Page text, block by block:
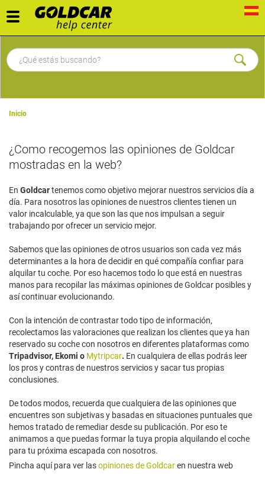
Toggle
navigation
Inicio
¿Como recogemos las opiniones de Goldcar
mostradas en la web?
En Goldcartenemos como objetivo mejorar nuestros servicios día a
día. Para nosotros las opiniones de nuestros clientes tienen un
valor incalculable, ya que son las que nos impulsan a seguir
trabajando por ofrecer un servicio mejor.
Sabemos que las opiniones de otros usuarios son cada vez más
determinantes a la hora de decidir en qué compañía confiar para
alquilar tu coche. Por eso hacemos todo lo que está en nuestras
manos para recopilar las máximas opiniones de Goldcar posibles y
así continuar evolucionando.
Con la intención de contrastar todo tipo de información,
recolectamos las valoraciones que realizan los clientes que ya han
reservado su coche con nosotros en diferentes plataformas como
Tripadvisor, Ekomi o Mytripcar. En cualquiera de ellas podrás leer
los pros y contras de nuestros servicios y sacar tus propias
conclusiones.
De todos modos, recuerda que cualquiera de las opiniones que
encuentres son subjetivas y basadas en situaciones puntuales que
hemos tratado de remediar desde su publicación. Por eso te
animamos a que puedas formar la tuya propia alquilando el coche
para tu próxima escapada con nosotros.
Pincha aquí para ver lasopiniones de Goldcaren nuestra web